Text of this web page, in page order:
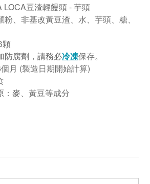
豆渣輕饅頭 - 芋頭
粉 非基改黃豆渣 、水 、芋頭 糖
防腐劑，請務必冷凍保存。
月 (製造日期開始計算)
：麥、黃豆等成分